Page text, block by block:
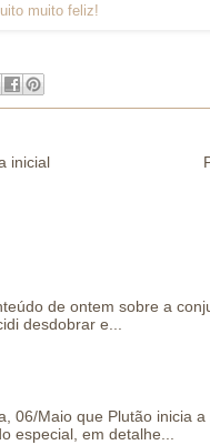
muito feliz!
inicial
de ontem sobre a
desdobrar e...
06/Maio que Plutão inicia
especial, em detalhe...